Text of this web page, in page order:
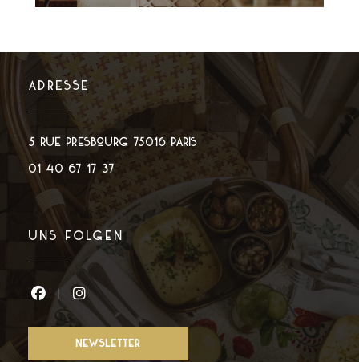
ADRESSE
5 rue Presbourg 75016 PARIS((öffnet ein neues
01 40 67 17 37
UNS FOLGEN
Facebook ((öffnet ein neues Fenster))
Instagram ((öffnet ein neues
NEWSLETTER